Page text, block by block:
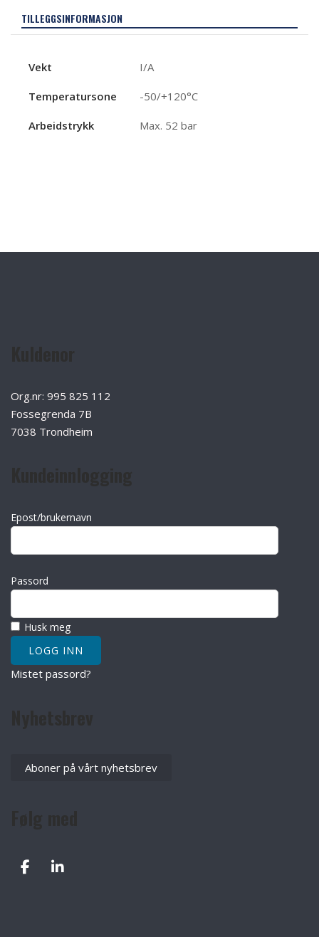
TILLEGGSINFORMASJON
Vekt I/A
Temperatursone -50/+120°C
Arbeidstrykk Max. 52 bar
Org.nr: 995 825 112
Fossegrenda 7B
7038 Trondheim
Epost/brukernavn
Passord
Husk meg
Mistet passord?
Aboner på vårt nyhetsbrev